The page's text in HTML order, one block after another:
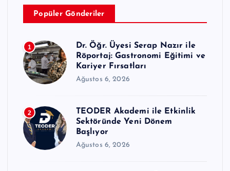
Popüler Gönderiler
1
Dr. Öğr. Üyesi Serap Nazır ile
Röportaj: Gastronomi Eğitimi ve
Kariyer Fırsatları
Ağustos 6, 2026
2
TEODER Akademi ile Etkinlik
Sektöründe Yeni Dönem
Başlıyor
Ağustos 6, 2026